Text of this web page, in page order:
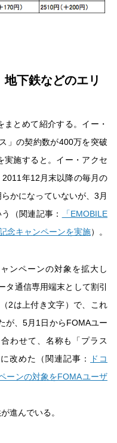
地下鉄などのエリ
とめて紹介する。イー・
」の契約数が400万を突破
実施すると。イー・アクセ
年12月末以降の毎月の
かになっていないが、3月
（関連記事：
「EMOBILE
念キャンペーンを実施）。
ンペーンの対象を拡大し
タ通信専用端末として割引
2は上付き文字）で、これ
が、5月1日からFOMAユー
わせて、名称も「プラス
改めた（関連記事：
ドコ
ーンの対象をFOMAユーザ
進んでいる。